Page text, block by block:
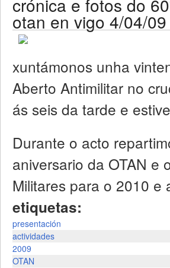
crónica e fotos do
otan en vigo 4/04/09
xuntámonos unha
Aberto Antimilitar no
ás seis da tarde e
Durante o acto
aniversario da OTAN e
Militares para o 2010 e
etiquetas:
presentación
actividades
2009
OTAN